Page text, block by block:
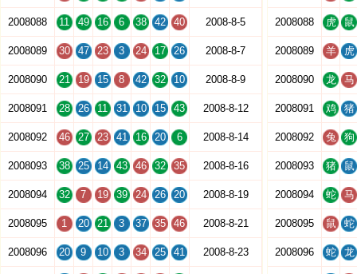
2008088 11 49 16 6 38 42 40 2008-8-5
2008089 30 47 23 3 24 17 26 2008-8-7
2008090 21 19 15 8 42 32 10 2008-8-9
2008091 28 26 11 31 10 15 43 2008-8-12
2008092 46 27 23 41 16 20 6 2008-8-14
2008093 38 25 14 43 46 32 35 2008-8-16
2008094 32 7 19 39 24 26 20 2008-8-19
2008095 1 20 21 3 37 35 46 2008-8-21
2008096 20 9 10 3 34 25 41 2008-8-23
2008088 虎 鼠
2008089 羊 虎
2008090 龙 马
2008091 鸡 猪
2008092 兔 狗
2008093 猪 鼠
2008094 蛇 马
2008095 鼠 蛇
2008096 蛇 龙